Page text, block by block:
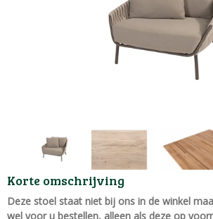
Korte omschrijving
Deze stoel staat niet bij ons in de winkel
wel voor u bestellen, alleen als deze op